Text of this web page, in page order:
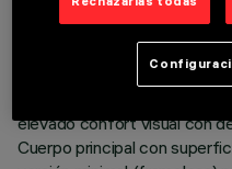
Luminaria miniaturizada
ópticos para lámparas led -
dimensiones
elevado confort visual con
Cuerpo principal con